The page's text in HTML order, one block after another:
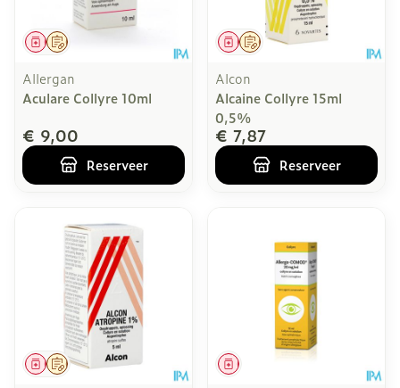
Op voorschrift
Geneesmiddel
Allergan
Aculare Collyre 10ml
€ 9,00
Reserveer
Op voorschrift
Geneesmiddel
Alcon
Alcaine Collyre 15ml
0,5%
€ 7,87
Reserveer
Op voorschrift
Geneesmiddel Geneesmiddel